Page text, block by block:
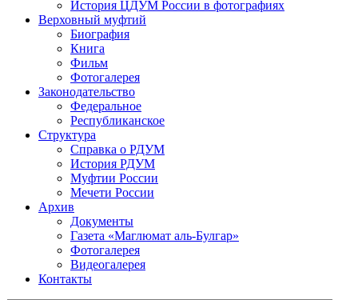
История ЦДУМ России в фотографиях
Верховный муфтий
Биография
Книга
Фильм
Фотогалерея
Законодательство
Федеральное
Республиканское
Структура
Справка о РДУМ
История РДУМ
Муфтии России
Мечети России
Архив
Документы
Газета «Маглюмат аль-Булгар»
Фотогалерея
Видеогалерея
Контакты